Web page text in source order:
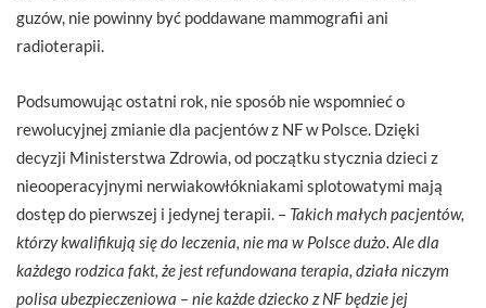
guzów, nie powinny być poddawane mammografii ani
radioterapii.
Podsumowując ostatni rok, nie sposób nie wspomnieć o
rewolucyjnej zmianie dla pacjentów z NF w Polsce. Dzięki
decyzji Ministerstwa Zdrowia, od początku stycznia dzieci z
nieooperacyjnymi nerwiakowłókniakami splotowatymi mają
dostęp do pierwszej i jedynej terapii. – Takich małych pacjentów,
którzy kwalifikują się do leczenia, nie ma w Polsce dużo. Ale dla
każdego rodzica fakt, że jest refundowana terapia, działa niczym
polisa ubezpieczeniowa – nie każde dziecko z NF będzie jej